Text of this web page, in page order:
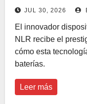
JUL 30, 2026
El innovador
NLR recibe el
cómo esta
baterías.
Leer más